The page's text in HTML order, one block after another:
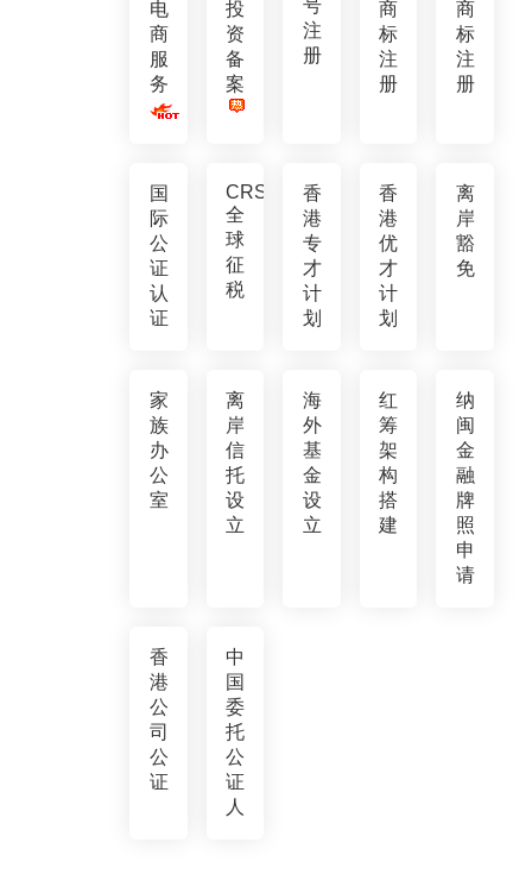
电
商
服
务
投
资
备
案
号
注
册
商
标
注
册
商
标
注
册
国
际
公
证
认
证
CRS
全
球
征
税
香
港
专
才
计
划
香
港
优
才
计
划
离
岸
豁
免
家
族
办
公
室
离
岸
信
托
设
立
海
外
基
金
设
立
红
筹
架
构
搭
建
纳
闽
金
融
牌
照
申
请
香
港
公
司
公
证
中
国
委
托
公
证
人